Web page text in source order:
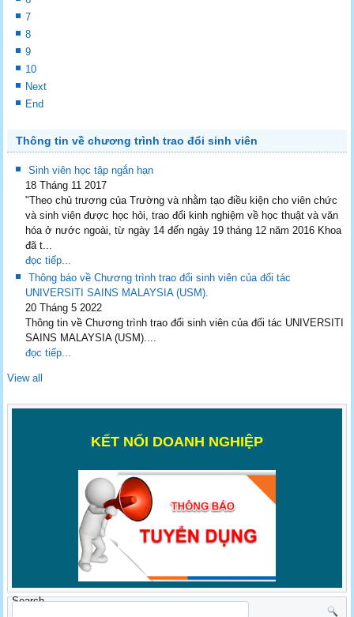
7
8
9
10
Next
End
Thông tin về chương trình trao đổi sinh viên
Sinh viên học tập ngắn hạn
18 Tháng 11 2017
"Theo chủ trương của Trường và nhằm tạo điều kiện cho viên chức
và sinh viên được học hỏi, trao đổi kinh nghiệm về học thuật và văn
hóa ở nước ngoài, từ ngày 14 đến ngày 19 tháng 12 năm 2016 Khoa
đã t...
đọc tiếp...
Thông báo về Chương trình trao đổi sinh viên của đối tác
UNIVERSITI SAINS MALAYSIA (USM).
20 Tháng 5 2022
Thông tin về Chương trình trao đổi sinh viên của đối tác UNIVERSITI
SAINS MALAYSIA (USM)....
đọc tiếp...
View all
KẾT NỐI DOANH NGHIỆP
Search